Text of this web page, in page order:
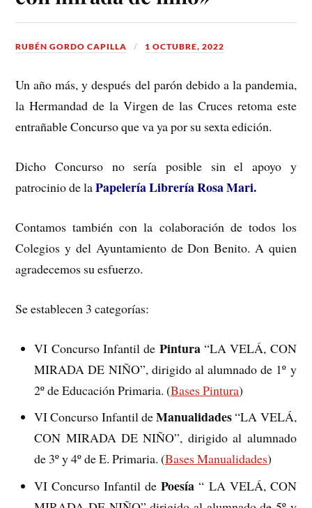
RUBÉN GORDO CAPILLA 1 OCTUBRE, 2022
Un año más, y después del parón debido a la pandemia,
la Hermandad de la Virgen de las Cruces retoma este
entrañable Concurso que va ya por su sexta edición.
Dicho Concurso no sería posible sin el apoyo y
patrocinio de laPapelería Librería Rosa Mari.
Contamos también con la colaboración de todos los
Colegios y del Ayuntamiento de Don Benito. A quien
agradecemos su esfuerzo.
Se establecen 3 categorías:
VI Concurso Infantil de Pintura“LA VELÁ, CON
MIRADA DE NIÑO”, dirigido al alumnado de 1º y
2º de Educación Primaria. (Bases Pintura)
VI Concurso Infantil deManualidades“LA VELÁ,
CON MIRADA DE NIÑO”, dirigido al alumnado
de 3º y 4º de E. Primaria. (Bases Manualidades)
VI Concurso Infantil dePoesía “ LA VELÁ, CON